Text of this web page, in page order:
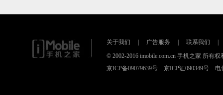
关于我们 广告服务 联系我们
© 2002-2016 imobile.com.cn 手机之家 所有
京ICP备09079639号 京ICP证090349号 电